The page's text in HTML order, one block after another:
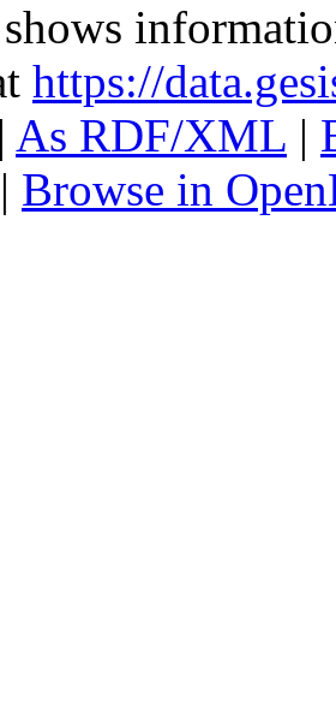
https://
| As RDF/XML |
| Browse in